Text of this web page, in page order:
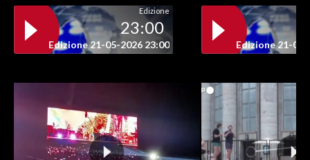
Edizione
23:00
Edizione 21-05-2026 23:00 Edizione 21-05-